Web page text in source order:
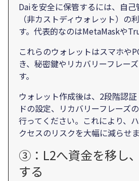
Daiを安全に保管するには、自己
（非カストディウォレット）の
す。代表的なのはMetaMaskや
これらのウォレットはスマホや
き、秘密鍵やリカバリーフレー
す。
ウォレット作成後は、2段階認証
ドの設定、リカバリーフレーズ
行ってください。これにより、
クセスのリスクを大幅に減らせま
③：L2へ資金を移し
する